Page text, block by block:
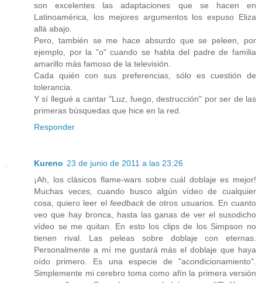
son excelentes las adaptaciones que se hacen en
Latinoamérica, los mejores argumentos los expuso Eliza
allá abajo.
Pero, también se me hace absurdo que se peleen, por
ejemplo, por la "o" cuando se habla del padre de familia
amarillo más famoso de la televisión.
Cada quién con sus preferencias, sólo es cuestión de
tolerancia.
Y sí llegué a cantar "Luz, fuego, destrucción" por ser de las
primeras búsquedas que hice en la red.
Responder
Kureno 23 de junio de 2011 a las 23:26
¡Ah, los clásicos flame-wars sobre cuál doblaje es mejor!
Muchas veces, cuando busco algún vídeo de cualquier
cosa, quiero leer el feedbackde otros usuarios. En cuanto
veo que hay bronca, hasta las ganas de ver el susodicho
vídeo se me quitan. En esto los clips de los Simpson no
tienen rival. Las peleas sobre doblaje con eternas.
Personalmente a mí me gustará más el doblaje que haya
oído primero. Es una especie de "acondicionamiento".
Simplemente mi cerebro toma como afín la primera versión